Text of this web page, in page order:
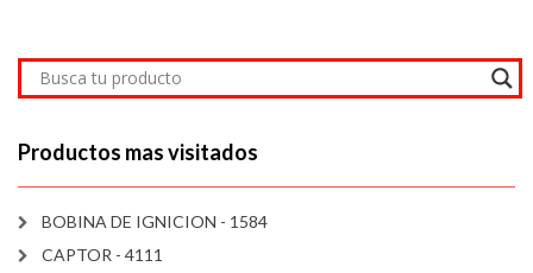
Productos mas visitados
BOBINA DE IGNICION - 1584
CAPTOR - 4111